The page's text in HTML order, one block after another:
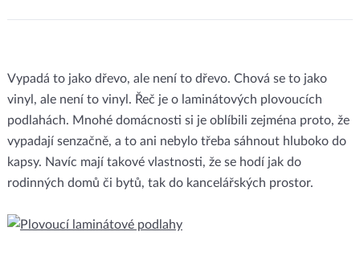
Vypadá to jako dřevo, ale není to dřevo. Chová se to jako
vinyl, ale není to vinyl. Řeč je o laminátových plovoucích
podlahách. Mnohé domácnosti si je oblíbili zejména proto, že
vypadají senzačně, a to ani nebylo třeba sáhnout hluboko do
kapsy. Navíc mají takové vlastnosti, že se hodí jak do
rodinných domů či bytů, tak do kancelářských prostor.